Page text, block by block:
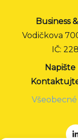
Business
Vodičkova
IČ:
Napište